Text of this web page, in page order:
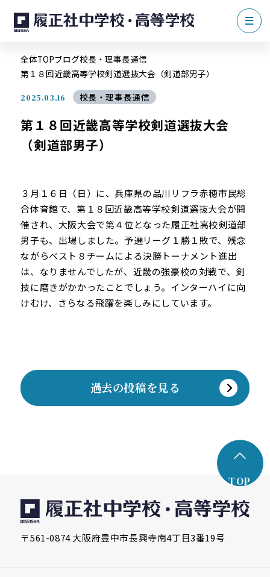
全体TOPブログ校長・理事長通信
第１８回近畿高等学校剣道選抜大会（剣道部男子）
2025.03.16 校長・理事長通信
第１８回近畿高等学校剣道選抜大会
（剣道部男子）
３月１６日（日）に、兵庫県の品川リフラ赤穂市民総
合体育館で、第１８回近畿高等学校剣道選抜大会が開
催され、大阪大会で第４位となった履正社高校剣道部
男子も、出場しました。予選リーグ１勝１敗で、残念
ながらベスト８チームによる決勝トーナメント進出
は、なりませんでしたが、近畿の強豪校の対戦で、剣
技に磨きがかかったことでしょう。インターハイに向
けむけ、さらなる飛躍を楽しみにしています。
過去の投稿を見る
TOP
〒561-0874 大阪府豊中市長興寺南4丁目3番19号